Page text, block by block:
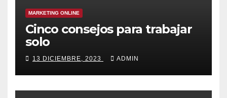
MARKETING ONLINE
Cinco consejos para trabajar
solo
13 DICIEMBRE, 2023 ADMIN